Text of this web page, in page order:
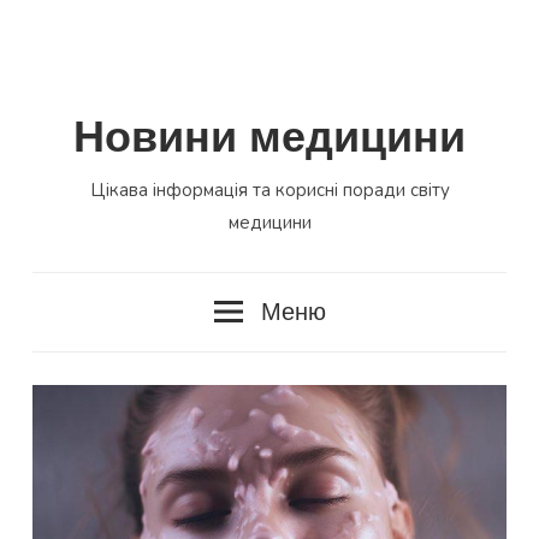
Новини медицини
Цікава інформація та корисні поради світу
медицини
Меню